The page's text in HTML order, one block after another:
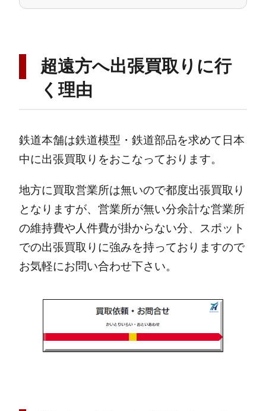
超遠方へ出張買取りに行
く理由
鉄道本舗は鉄道模型・鉄道部品を求めて日本
中に出張買取りをおこなっております。
地方に買取営業所は無いので都度出張買取り
となりますが、営業所が無い分余計な営業所
の維持費や人件費が掛からない分、スポット
での出張買取りに強みを持っておりますので
お気軽にお問い合わせ下さい。